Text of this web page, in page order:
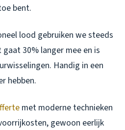
bent.
lood gebruiken we steeds
gaat 30% langer mee en is
Handig in een
hebben.
met moderne technieken
gewoon eerlijk